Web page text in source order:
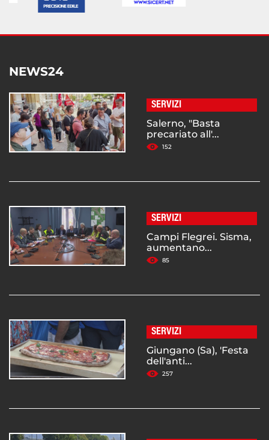
NEWS24
SERVIZI
Salerno, "Basta
precariato all'...
152
SERVIZI
Campi Flegrei. Sisma,
aumentano...
85
SERVIZI
Giungano (Sa), 'Festa
dell'anti...
257